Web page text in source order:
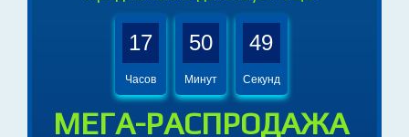
Предложение действует еще:
17
Часов
50
Минут
47
Секунд